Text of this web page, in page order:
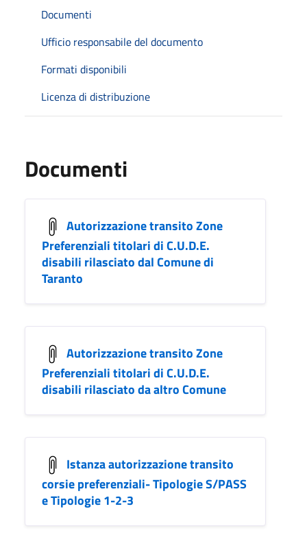
Documenti
Ufficio responsabile del documento
Formati disponibili
Licenza di distribuzione
Documenti
Autorizzazione transito Zone
Preferenziali titolari di C.U.D.E.
disabili rilasciato dal Comune di
Taranto
Autorizzazione transito Zone
Preferenziali titolari di C.U.D.E.
disabili rilasciato da altro Comune
Istanza autorizzazione transito
corsie preferenziali- Tipologie S/PASS
e Tipologie 1-2-3